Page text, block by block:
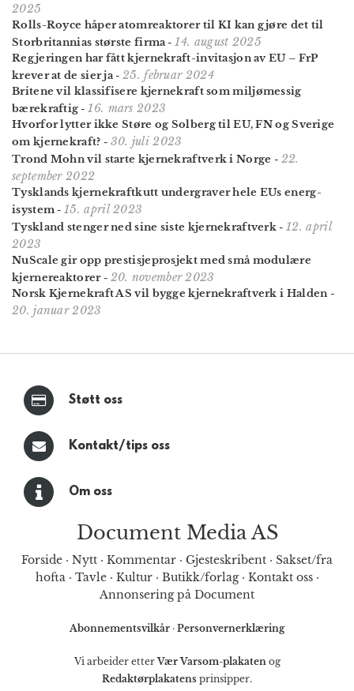
2025
Rolls-Royce håper atomreaktorer til KI kan gjøre det til
Storbritannias største firma -14. august 2025
Regjeringen har fått kjernekraft-invitasjon av EU – FrP
krever at de sier ja -25. februar 2024
Britene vil klassifisere kjernekraft som miljø­messig
bærekraftig -16. mars 2023
Hvorfor lytter ikke Støre og Solberg til EU, FN og Sverige
om kjerne­kraft? - 30. juli 2023
Trond Mohn vil starte kjernekraftverk i Norge - 22.
september 2022
Tysklands kjernekraft­kutt undergraver hele EUs energ­
isystem -15. april 2023
Tyskland stenger ned sine siste kjernekraftverk -12. april
2023
NuScale gir opp prestisjeprosjekt med små modulære
kjernereaktorer- 20. november 2023
Norsk Kjernekraft AS vil bygge kjernekraftverk i Halden-
20. januar 2023
Støtt oss
Kontakt/tips oss
Om oss
Document Media AS
Forside · Nytt · Kommentar · Gjesteskribent · Sakset/fra
hofta· Tavle· Kultur· Butikk/forlag· Kontakt oss·
Annonsering på Document
Abonnementsvilkår · Personvernerklæring
Vi arbeider etterVær Varsom-plakatenog
Redaktørplakatens prinsipper.